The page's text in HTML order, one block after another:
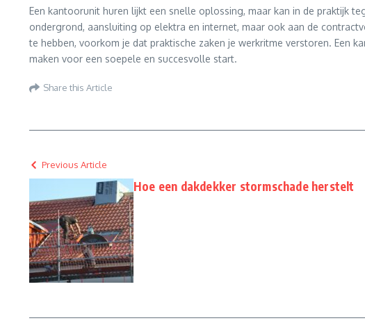
Een kantoorunit huren lijkt een snelle oplossing, maar kan in de praktijk
ondergrond, aansluiting op elektra en internet, maar ook aan de
te hebben, voorkom je dat praktische zaken je werkritme verstoren. Een
maken voor een soepele en succesvolle start.
Share this Article
Previous Article
Hoe een dakdekker stormschade herstelt